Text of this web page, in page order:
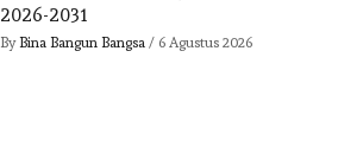
2026-2031
By Bina Bangun Bangsa / 6 Agustus 2026